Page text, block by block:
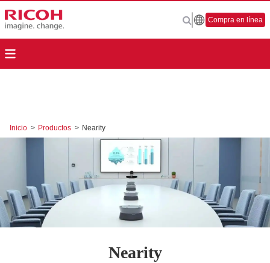
Compra en línea
Inicio > Productos > Nearity
Nearity